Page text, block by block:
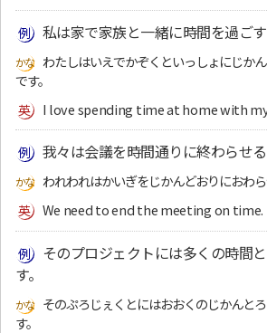
私は家で家族と一緒に時間を過ごす
わたしはいえでかぞくといっしょにじか
です。
I love spending time at home with
我々は会議を時間通りに終わらせる
われわれはかいぎをじかんどおりにおわ
We need to end the meeting on time.
そのプロジェクトには多くの時間
す。
そのぷろじぇくとにはおおくのじかんと
す。